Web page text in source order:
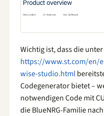
Wichtig ist, dass die unter
https://www.st.com/en/
wise-studio.html
Codegenerator bietet –
notwendigen Code mit
die BlueNRG-Familie